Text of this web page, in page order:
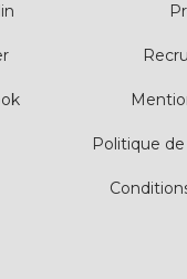
Politique